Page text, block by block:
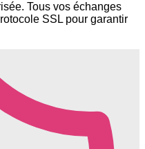
Tous vos échanges
SSL pour garantir